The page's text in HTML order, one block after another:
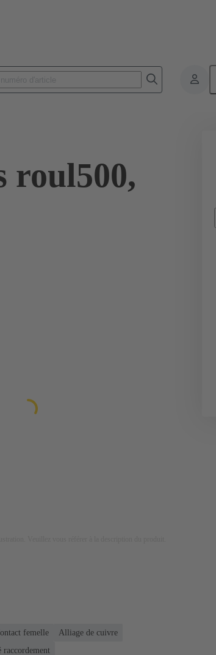
roul500,
femelle
Alliage de cuivre